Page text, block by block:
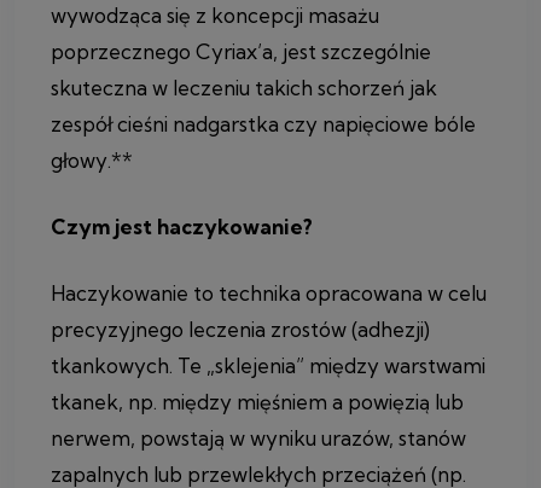
wywodząca się z koncepcji masażu
poprzecznego Cyriax’a, jest szczególnie
skuteczna w leczeniu takich schorzeń jak
zespół cieśni nadgarstka czy napięciowe bóle
głowy.**
Czym jest haczykowanie?
Haczykowanie to technika opracowana w celu
precyzyjnego leczenia zrostów (adhezji)
tkankowych. Te „sklejenia” między warstwami
tkanek, np. między mięśniem a powięzią lub
nerwem, powstają w wyniku urazów, stanów
zapalnych lub przewlekłych przeciążeń (np.